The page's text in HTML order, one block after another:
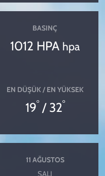
BASINÇ
1012 HPA hpa
EN DÜŞÜK / EN YÜKSEK
19°/ 32°
11 AĞUSTOS
SALI